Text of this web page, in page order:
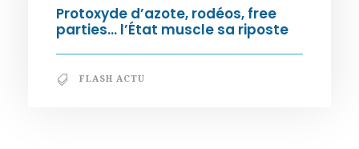
Protoxyde d’azote, rodéos, free
parties… l’État muscle sa riposte
FLASH ACTU